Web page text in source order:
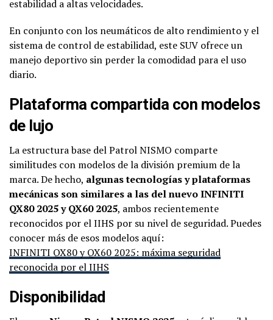
estabilidad a altas velocidades.
En conjunto con los neumáticos de alto rendimiento y el
sistema de control de estabilidad, este SUV ofrece un
manejo deportivo sin perder la comodidad para el uso
diario.
Plataforma compartida con modelos
de lujo
La estructura base del Patrol NISMO comparte
similitudes con modelos de la división premium de la
marca. De hecho, algunas tecnologías y plataformas
mecánicas son similares a las del nuevo INFINITI
QX80 2025 y QX60 2025, ambos recientemente
reconocidos por el IIHS por su nivel de seguridad. Puedes
conocer más de esos modelos aquí:
INFINITI QX80 y QX60 2025: máxima seguridad
reconocida por el IIHS
Disponibilidad